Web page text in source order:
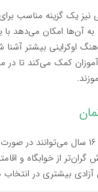
نیز یک گزینه مناسب
به آن‌ها امکان می‌دهد
اوکراینی بیشتر
کمک می‌کند تا در
دانش‌آموزان بالای ۱۶ سال
گران‌تر از خوابگاه و
آزادی بیشتری در